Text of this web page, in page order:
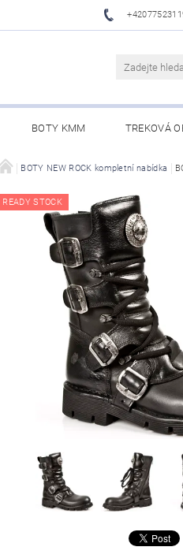
BOTY KMM TREKOVÁ
WESTERNOVÁ OBUV
BOTY NEW ROCK kompletní nabídka
READY STOCK